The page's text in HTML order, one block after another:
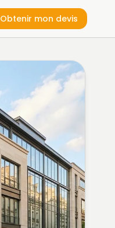
Obtenir mon devis